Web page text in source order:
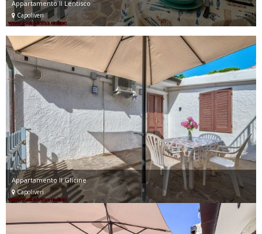
Appartamento Il Lentisco
Capoliveri
Appartamento Il Glicine
Capoliveri